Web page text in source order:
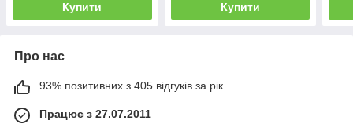
Купити Купити
Про нас
93% позитивних з 405 відгуків за рік
Працює з 27.07.2011